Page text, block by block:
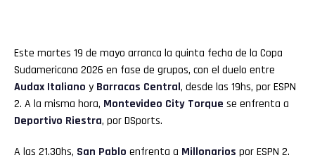
Este martes 19 de mayo arranca la quinta fecha de la Copa
Sudamericana 2026 en fase de grupos, con el duelo entre
Audax Italiano y Barracas Central, desde las 19hs, por ESPN
2. A la misma hora, Montevideo City Torque se enfrenta a
Deportivo Riestra, por DSports.
A las 21.30hs, San Pablo enfrenta a Millonarios por ESPN 2.